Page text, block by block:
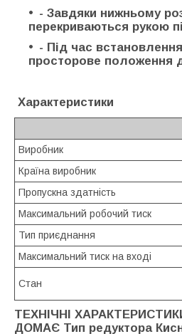
- Завдяки нижньому
перекриваються рукою
- Під час
просторове положення
Характеристики
Виробник
Країна виробник
Пропускна здатність
Максимальний робочий тиск
Тип приєднання
Максимальний тиск на вході
Стан
ТЕХНІЧНІ
ДОМАЄ Тип редуктора